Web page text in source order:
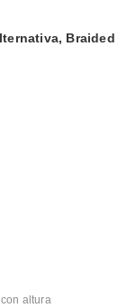
Braided
altura